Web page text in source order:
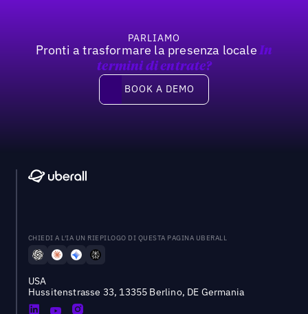
PARLIAMO
Pronti a trasformare la presenza locale In
termini di entrate?
Book a demo
BOOK A DEMO
CHIEDI A L'IA UN RIEPILOGO DI QUESTA PAGINA UBERALL
USA
Hussitenstrasse 33, 13355 Berlino, DE Germania